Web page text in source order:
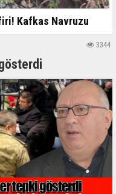
Kafkas Navruzu
3344